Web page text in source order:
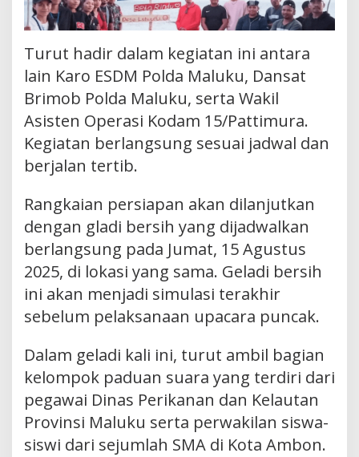
Turut hadir dalam kegiatan ini antara
lain Karo ESDM Polda Maluku, Dansat
Brimob Polda Maluku, serta Wakil
Asisten Operasi Kodam 15/Pattimura.
Kegiatan berlangsung sesuai jadwal dan
berjalan tertib.
Rangkaian persiapan akan dilanjutkan
dengan gladi bersih yang dijadwalkan
berlangsung pada Jumat, 15 Agustus
2025, di lokasi yang sama. Geladi bersih
ini akan menjadi simulasi terakhir
sebelum pelaksanaan upacara puncak.
Dalam geladi kali ini, turut ambil bagian
kelompok paduan suara yang terdiri dari
pegawai Dinas Perikanan dan Kelautan
Provinsi Maluku serta perwakilan siswa-
siswi dari sejumlah SMA di Kota Ambon.